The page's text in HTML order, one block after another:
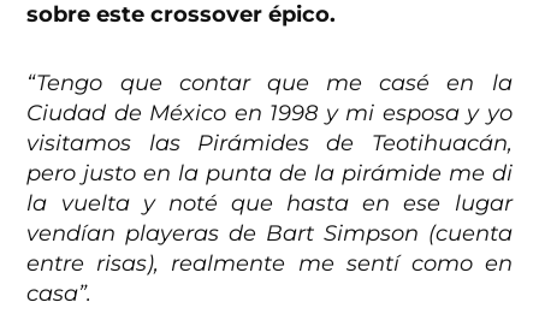
sobre este crossover épico.
“Tengo que contar que me casé en la
Ciudad de México en 1998 y mi esposa y yo
visitamos las Pirámides de Teotihuacán,
pero justo en la punta de la pirámide me di
la vuelta y noté que hasta en ese lugar
vendían playeras de Bart Simpson (cuenta
entre risas), realmente me sentí como en
casa”.